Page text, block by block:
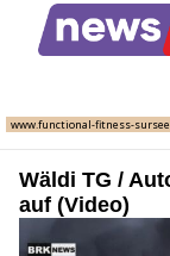
Wäldi TG /
auf (Video)